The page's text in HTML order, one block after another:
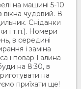
на машині 5-10
вікна чудовий. В
Сніданки
і т.п.). Номери
в середині
і заміна
і повар Галина
на 8:30, в
на
приїхати ще!